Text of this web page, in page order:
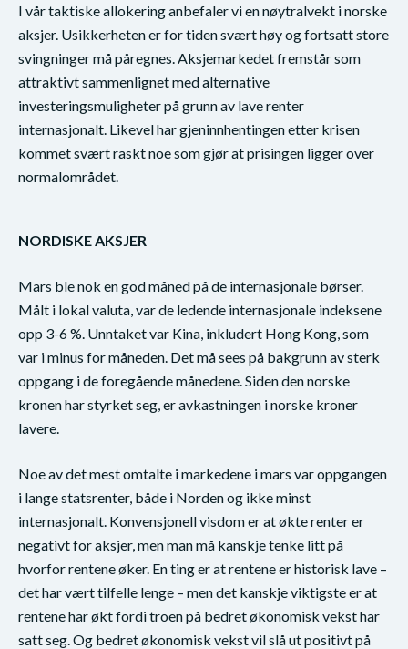
I vår taktiske allokering anbefaler vi en nøytralvekt i norske
aksjer. Usikkerheten er for tiden svært høy og fortsatt store
svingninger må påregnes. Aksjemarkedet fremstår som
attraktivt sammenlignet med alternative
investeringsmuligheter på grunn av lave renter
internasjonalt. Likevel har gjeninnhentingen etter krisen
kommet svært raskt noe som gjør at prisingen ligger over
normalområdet.
NORDISKE AKSJER
Mars ble nok en god måned på de internasjonale børser.
Målt i lokal valuta, var de ledende internasjonale indeksene
opp 3-6 %. Unntaket var Kina, inkludert Hong Kong, som
var i minus for måneden. Det må sees på bakgrunn av sterk
oppgang i de foregående månedene. Siden den norske
kronen har styrket seg, er avkastningen i norske kroner
lavere.
Noe av det mest omtalte i markedene i mars var oppgangen
i lange statsrenter, både i Norden og ikke minst
internasjonalt. Konvensjonell visdom er at økte renter er
negativt for aksjer, men man må kanskje tenke litt på
hvorfor rentene øker. En ting er at rentene er historisk lave –
det har vært tilfelle lenge – men det kanskje viktigste er at
rentene har økt fordi troen på bedret økonomisk vekst har
satt seg. Og bedret økonomisk vekst vil slå ut positivt på